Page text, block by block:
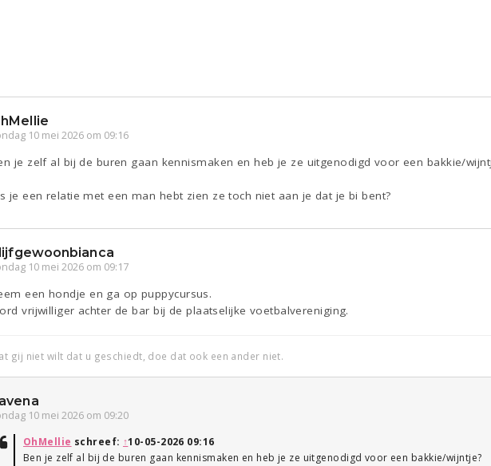
10 mei 2026 om 09:16
je zelf al bij de buren gaan kennismaken en heb je ze uitgenodigd voor een bakkie/
je een relatie met een man hebt zien ze toch niet aan je dat je bi bent?
10 mei 2026 om 09:17
een hondje en ga op puppycursus.
vrijwilliger achter de bar bij de plaatselijke voetbalvereniging.
gij niet wilt dat u geschiedt, doe dat ook een ander niet.
10 mei 2026 om 09:20
OhMellie schreef: ↑10-05-2026 09:16
Ben je zelf al bij de buren gaan kennismaken en heb je ze uitgenodigd voor een bakkie/wijntje?